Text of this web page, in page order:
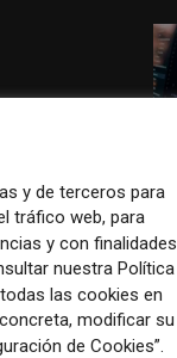
y de terceros para
tráfico web, para
y con finalidades
nuestra Política
las cookies en
modificar su
de Cookies”.